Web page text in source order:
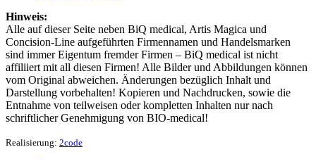
Hinweis:
Alle auf dieser Seite neben BiQ medical, Artis Magica und
Concision-Line aufgeführten Firmennamen und Handelsmarken
sind immer Eigentum fremder Firmen – BiQ medical ist nicht
affiliiert mit all diesen Firmen! Alle Bilder und Abbildungen können
vom Original abweichen. Änderungen bezüglich Inhalt und
Darstellung vorbehalten! Kopieren und Nachdrucken, sowie die
Entnahme von teilweisen oder kompletten Inhalten nur nach
schriftlicher Genehmigung von BIO-medical!
Realisierung: 2code